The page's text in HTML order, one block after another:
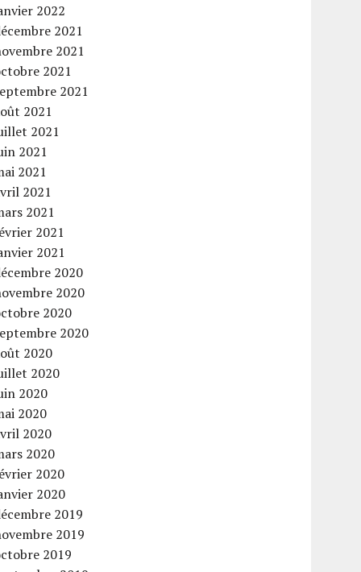
2022
2021
2021
2021
2021
2021
2021
2021
2021
2021
2021
2021
2021
2020
2020
2020
2020
2020
2020
2020
2020
2020
2020
2020
2020
2019
2019
2019